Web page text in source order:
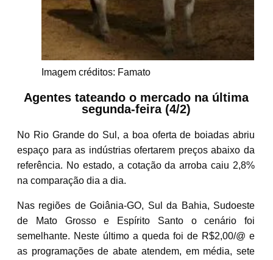
Imagem créditos: Famato
Agentes tateando o mercado na última
segunda-feira (4/2)
No Rio Grande do Sul, a boa oferta de boiadas abriu
espaço para as indústrias ofertarem preços abaixo da
referência. No estado, a cotação da arroba caiu 2,8%
na comparação dia a dia.
Nas regiões de Goiânia-GO, Sul da Bahia, Sudoeste
de Mato Grosso e Espírito Santo o cenário foi
semelhante. Neste último a queda foi de R$2,00/@ e
as programações de abate atendem, em média, sete